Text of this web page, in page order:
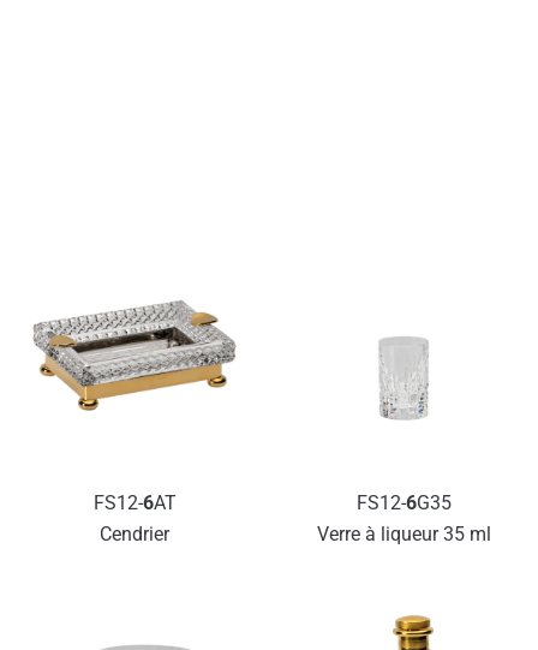
FS12-6AT
Cendrier
FS12-6G35
Verre à liqueur 35 ml